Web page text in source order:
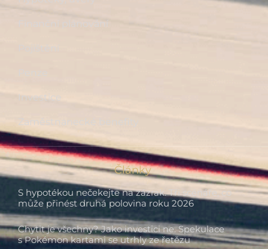
Finanční plánování
Investice
Zaměstnanecké benefity
Články
S hypotékou nečekejte na zázrak. Tři scénáře, co
může přinést druhá polovina roku 2026
Chytit je všechny? Jako investici ne. Spekulace
s Pokémon kartami se utrhly ze řetězu